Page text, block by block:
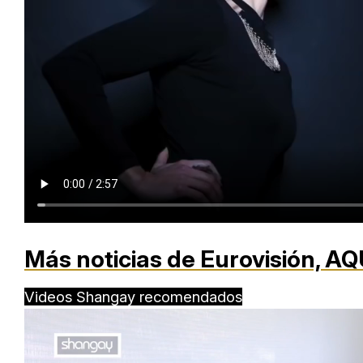
Más noticias de Eurovisión,
Videos Shangay recomendados